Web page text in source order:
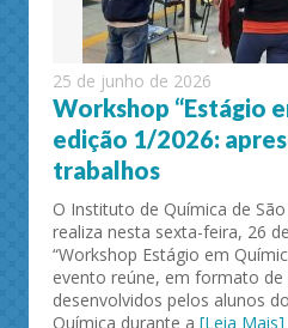
25 de junho de 2026
Workshop “Estágio
edição 1/2026:
trabalhos
O Instituto de Química de São
realiza nesta sexta-feira, 26
“Workshop Estágio em
evento reúne, em formato
desenvolvidos pelos alunos
Química durante a [Leia Mais]